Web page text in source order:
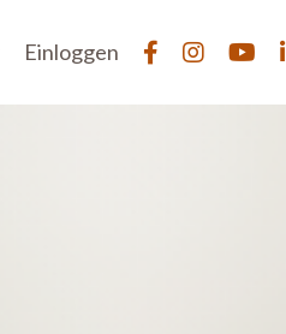
Einloggen